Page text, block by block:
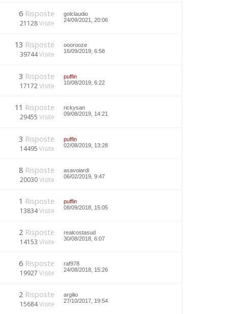
6 Risposte
21128Visite
golclaudio
24/09/2021, 20:06
13 Risposte
39744Visite
ooorooze
16/09/2019, 6:58
3 Risposte
17172Visite
puffin
10/08/2019, 6:22
11 Risposte
29455 Visite
rickysan
09/08/2019, 14:21
3 Risposte
14495 Visite
puffin
02/08/2019, 13:28
8 Risposte
20030Visite
asavoiardi
06/02/2019, 9:47
1 Risposte
13834Visite
puffin
08/09/2018, 15:05
2 Risposte
14153 Visite
realcostasud
30/08/2018, 6:07
6 Risposte
19927 Visite
raf978
24/08/2018, 15:26
2 Risposte
15684Visite
argilio
27/10/2017, 19:54